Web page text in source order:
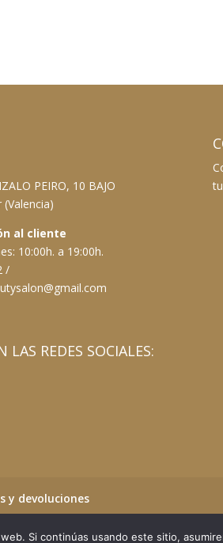
PEIRO, 10 BAJO
al cliente
10:00h. a 19:00h.
/
LAS REDES SOCIALES:
y devoluciones
Si continúas usando este sitio,